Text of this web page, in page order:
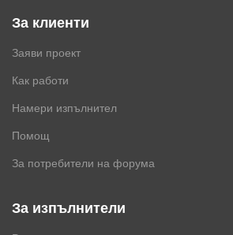
За клиенти
Заяви проект
Как работи
Намери изпълнител
Помощ
За потребители на форума
За изпълнители